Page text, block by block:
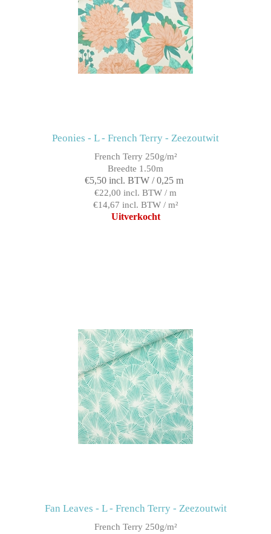
Peonies - L - French Terry - Zeezoutwit
French Terry 250g/m²
Breedte 1.50m
€5,50 incl. BTW / 0,25 m
€22,00 incl. BTW / m
€14,67 incl. BTW / m²
Uitverkocht
Fan Leaves - L - French Terry - Zeezoutwit
French Terry 250g/m²